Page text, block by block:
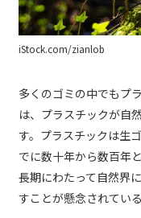
iStock.com/zianlob
多くのゴミの中でもプ
は、プラスチックが自
す。プラスチックは生
でに数十年から数百年
長期にわたって自然界
すことが懸念されている